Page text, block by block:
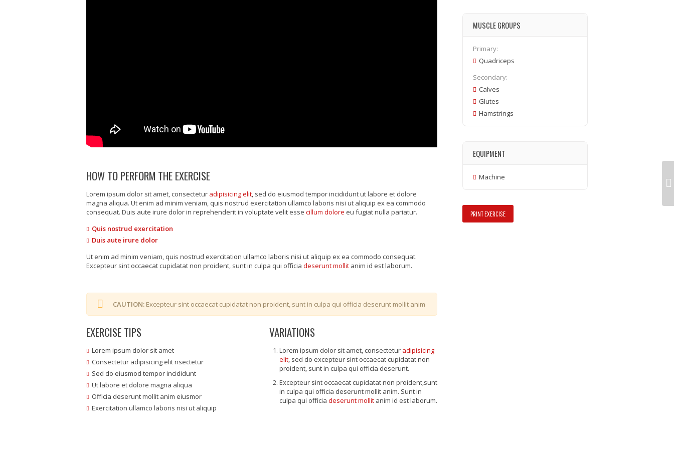
HOW TO PERFORM THE EXERCISE
Lorem ipsum dolor sit amet, consectetur adipisicing elit, sed do eiusmod tempor incididunt ut labore et dolore
magna aliqua. Ut enim ad minim veniam, quis nostrud exercitation ullamco laboris nisi ut aliquip ex ea commodo
consequat. Duis aute irure dolor in reprehenderit in voluptate velit esse cillum dolore eu fugiat nulla pariatur.
Quis nostrud exercitation
Duis aute irure dolor
Ut enim ad minim veniam, quis nostrud exercitation ullamco laboris nisi ut aliquip ex ea commodo consequat.
Excepteur sint occaecat cupidatat non proident, sunt in culpa qui officia deserunt mollit anim id est laborum.
CAUTION: Excepteur sint occaecat cupidatat non proident, sunt in culpa qui officia deserunt mollit anim
EXERCISE TIPS
Lorem ipsum dolor sit amet
Consectetur adipisicing elit nsectetur
Sed do eiusmod tempor incididunt
Ut labore et dolore magna aliqua
Officia deserunt mollit anim eiusmor
Exercitation ullamco laboris nisi ut aliquip
VARIATIONS
Lorem ipsum dolor sit amet, consectetur adipisicing
elit, sed do excepteur sint occaecat cupidatat non
proident, sunt in culpa qui officia deserunt.
Excepteur sint occaecat cupidatat non proident,sunt
in culpa qui officia deserunt mollit anim. Sunt in
culpa qui officia deserunt mollit anim id est laborum.
MUSCLE GROUPS
Primary:
Quadriceps
Secondary:
Calves
Glutes
Hamstrings
EQUIPMENT
Machine
PRINT EXERCISE